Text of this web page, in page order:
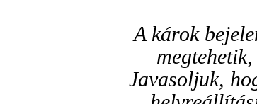
A károk
Javasoljuk,